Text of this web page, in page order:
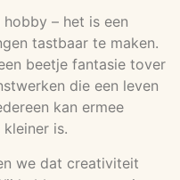
– het is een
tastbaar te maken.
beetje fantasie tover
die een leven
kan ermee
is.
we dat creativiteit